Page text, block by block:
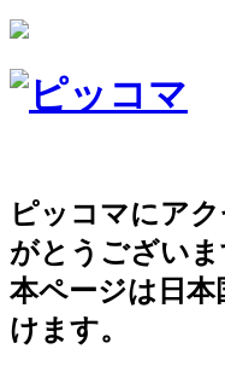
ピッコマにア
がとうございま
本ページは日
けます。